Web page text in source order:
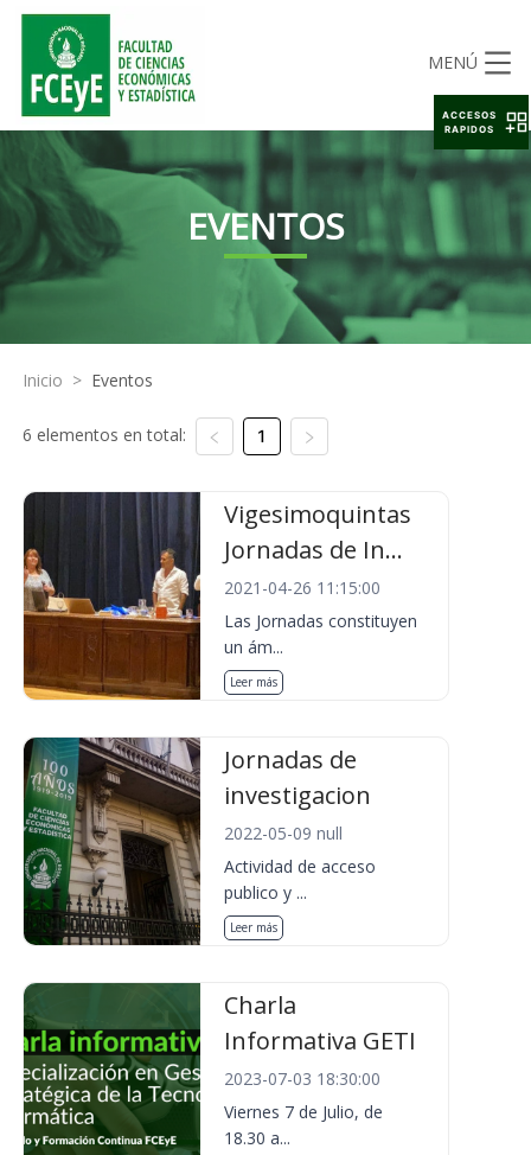
MENÚ
EVENTOS
Inicio > Eventos
6 elementos en total: 1
Vigesimoquintas
Jornadas de In...
2021-04-26 11:15:00
Las Jornadas constituyen
un ám...
Leer más
Jornadas de
investigacion
2022-05-09 null
Actividad de acceso
publico y ...
Leer más
Charla
Informativa GETI
2023-07-03 18:30:00
Viernes 7 de Julio, de
18.30 a...
ACCESOS
RAPIDOS